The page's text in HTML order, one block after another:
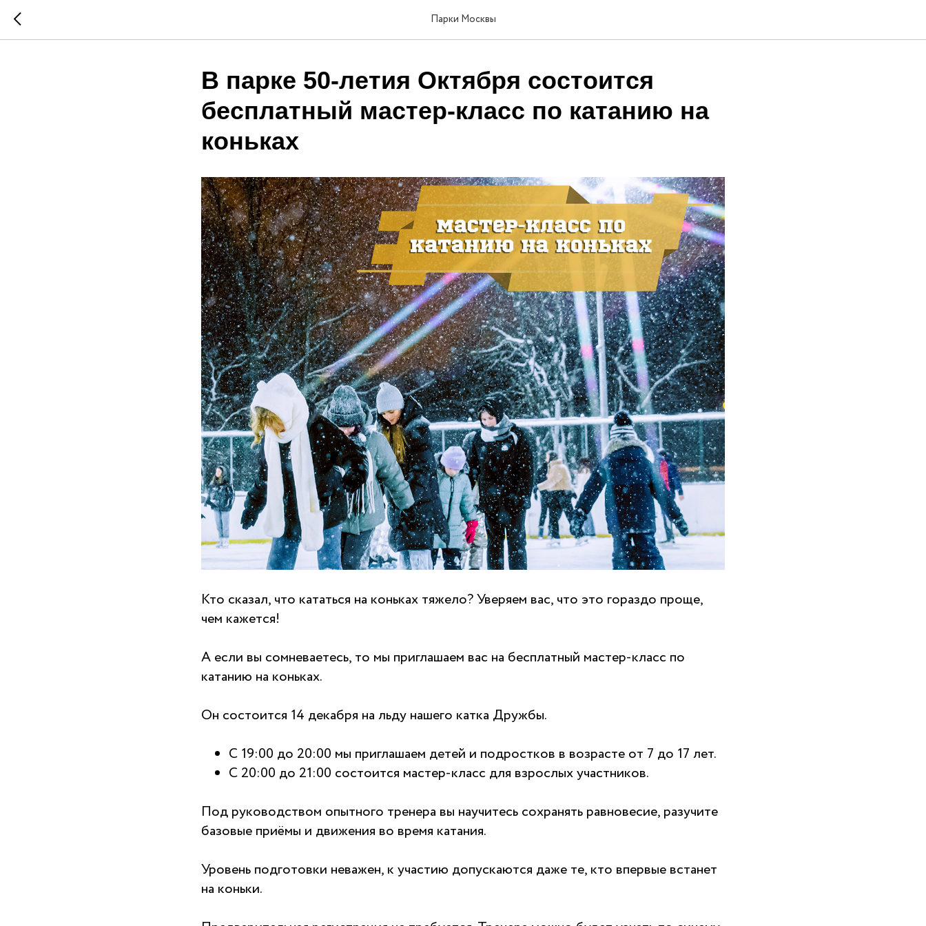
Парки Москвы
В парке 50-летия Октября состоится
бесплатный мастер-класс по катанию на
коньках
Кто сказал, что кататься на коньках тяжело? Уверяем вас, что это гораздо проще,
чем кажется!
А если вы сомневаетесь, то мы приглашаем вас на бесплатный мастер-класс по
катанию на коньках.
Он состоится 14 декабря на льду нашего катка Дружбы.
С 19:00 до 20:00 мы приглашаем детей и подростков в возрасте от 7 до 17 лет.
С 20:00 до 21:00 состоится мастер-класс для взрослых участников.
Под руководством опытного тренера вы научитесь сохранять равновесие, разучите
базовые приёмы и движения во время катания.
Уровень подготовки неважен, к участию допускаются даже те, кто впервые встанет
на коньки.